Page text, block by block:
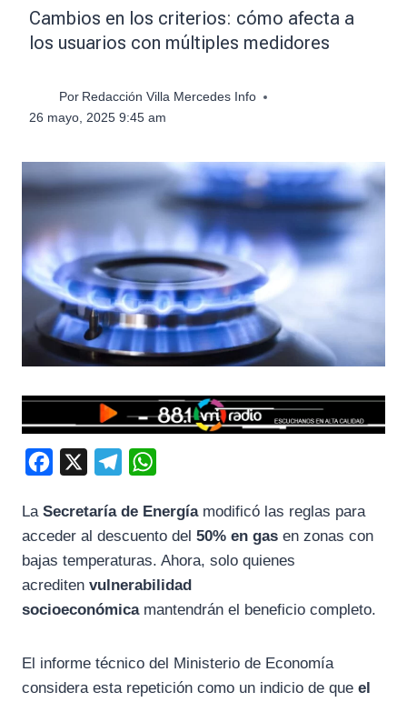
Cambios en los criterios: cómo afecta a
los usuarios con múltiples medidores
Por Redacción Villa Mercedes Info
26 mayo, 2025 9:45 am
c
e
b
l
e
g
a
t
s
La Secretaría de Energíamodificó las reglas para
acceder al descuento del 50% en gas en zonas con
bajas temperaturas. Ahora, solo quienes
acrediten vulnerabilidad
socioeconómicamantendrán el beneficio completo.
El informe técnico del Ministerio de Economía
considera esta repetición como un indicio de que el